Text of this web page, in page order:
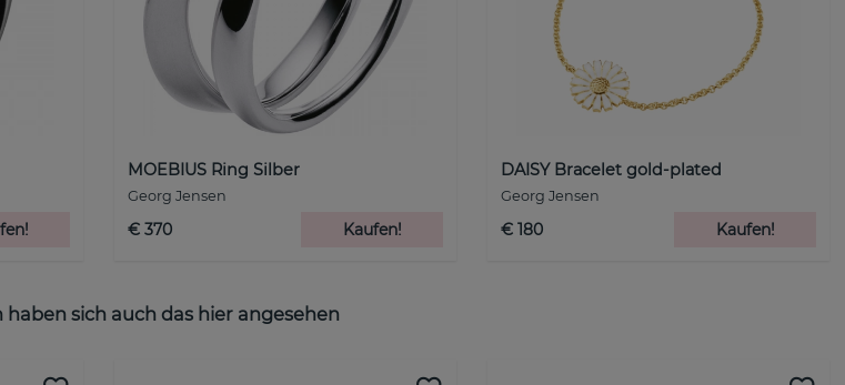
MOEBIUS Ring Silber
Georg Jensen
€ 370 Kaufen!
DAISY Bracelet gold-plated
Georg Jensen
€ 180 Kaufen!
sich auch das hier angesehen